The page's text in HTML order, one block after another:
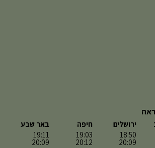
ירושלים
18:50
20:09
חיפה
19:03
20:12
באר שבע
19:11
20:09